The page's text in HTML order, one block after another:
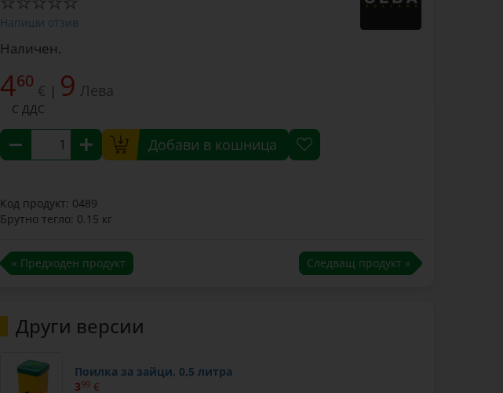
Напиши отзив
Наличен.
460 € | 9 Лева
С ДДС
Добави в кошница
Код продукт: 0489
Брутно тегло: 0.15 кг
« Предходен продукт Следващ продукт »
Други версии
Поилка за зайци, 0,5 литра
399 €